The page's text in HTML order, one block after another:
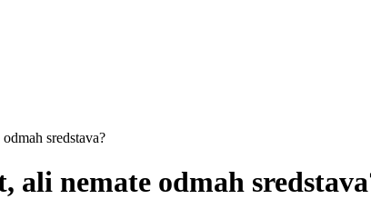
sredstava?
ali nemate odmah